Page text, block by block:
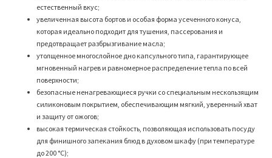
естественный вкус;
увеличенная высота бортов и особая форма усеченного конуса,
которая идеально подходит для тушения, пассерования и
предотвращает разбрызгивание масла;
утолщенное многослойное дно капсульного типа, гарантирующее
мгновенный нагрев и равномерное распределение тепла по всей
поверхности;
безопасные ненагревающиеся ручки со специальным нескользящим
силиконовым покрытием, обеспечивающим мягкий, уверенный хват
и защиту от ожогов;
высокая термическая стойкость, позволяющая использовать посуду
для финишного запекания блюд в духовом шкафу (при температуре
до 200 °C);